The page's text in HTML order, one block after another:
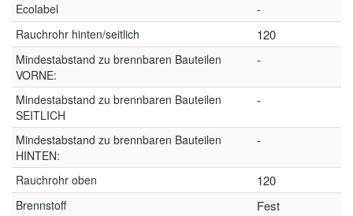
Ecolabel -
Rauchrohr hinten/seitlich 120
Mindestabstand zu brennbaren Bauteilen
VORNE:
-
Mindestabstand zu brennbaren Bauteilen
SEITLICH
-
Mindestabstand zu brennbaren Bauteilen
HINTEN:
-
Rauchrohr oben 120
Brennstoff Fest